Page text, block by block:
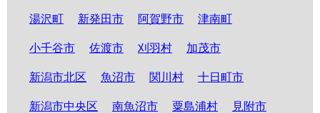
湯沢町 新発田市 阿賀野市 津南町
小千谷市 佐渡市 刈羽村 加茂市
新潟市北区 魚沼市 関川村 十日町市
新潟市中央区 南魚沼市 粟島浦村 見附市